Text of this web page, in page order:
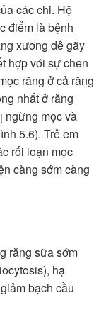
các chi. Hệ
điểm là bệnh
xương dễ gãy
hợp với sự chen
răng ở cả răng
nhất ở răng
ngừng mọc và
5.6). Trẻ em
rối loạn mọc
càng sớm càng
răng sữa sớm
hạ
bạch cầu